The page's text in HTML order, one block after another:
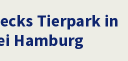
Tierpark in
Hamburg